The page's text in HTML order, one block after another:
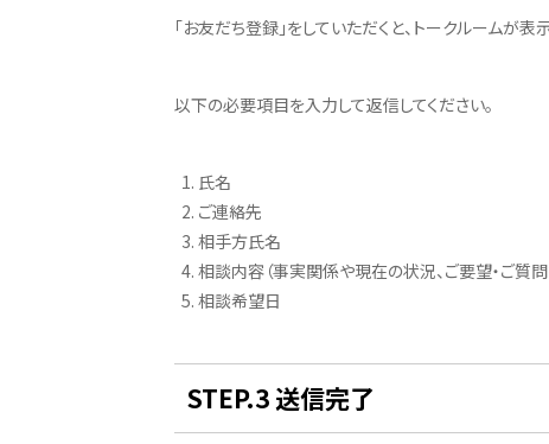
「お友だち登録」をしていただくと、トークルームが表
以下の必要項目を入力して返信してください。
氏名
ご連絡先
相手方氏名
相談内容（事実関係や現在の状況、ご要望・ご質問
相談希望日
STEP.3 送信完了